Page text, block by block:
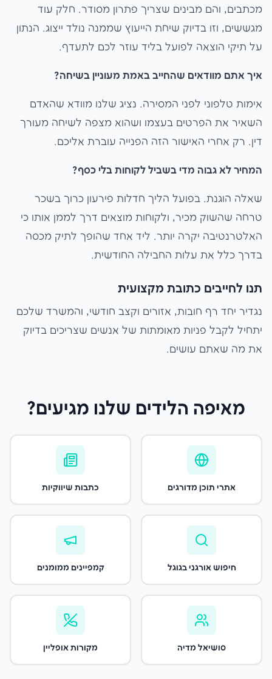
מכתבים, והם מבינים שצריך פתרון מסודר. חלק עוד
מגששים, וזו בדיוק שיחת הייעוץ שממנה נולד ייצוג. הנתון
על תיקי הוצאה לפועל בליד עוזר לכם לתעדף.
איך אתם מוודאים שהחייב באמת מעוניין בשיחה?
אימות טלפוני לפני המסירה. נציג שלנו מוודא שהאדם
השאיר את הפרטים בעצמו ושהוא מצפה לשיחה מעורך
דין. רק אחרי האישור הזה הפנייה עוברת אליכם.
המחיר לא גבוה מדי בשביל לקוחות בלי כסף?
שאלה הוגנת. בפועל הליך חדלות פירעון כרוך בשכר
טרחה שהשוק מכיר, ולקוחות מוצאים דרך לממן אותו כי
האלטרנטיבה יקרה יותר. ליד אחד שהופך לתיק מכסה
בדרך כלל את עלות החבילה החודשית.
תנו לחייבים כתובת מקצועית
נגדיר יחד רף חובות, אזורים וקצב חודשי, והמשרד שלכם
יתחיל לקבל פניות מאומתות של אנשים שצריכים בדיוק
את מה שאתם עושים.
מאיפה הלידים שלנו מגיעים?
אתרי תוכן מדורגים כתבות שיווקיות
חיפוש אורגני בגוגל קמפיינים ממומנים
סושיאל מדיה מקורות אופליין